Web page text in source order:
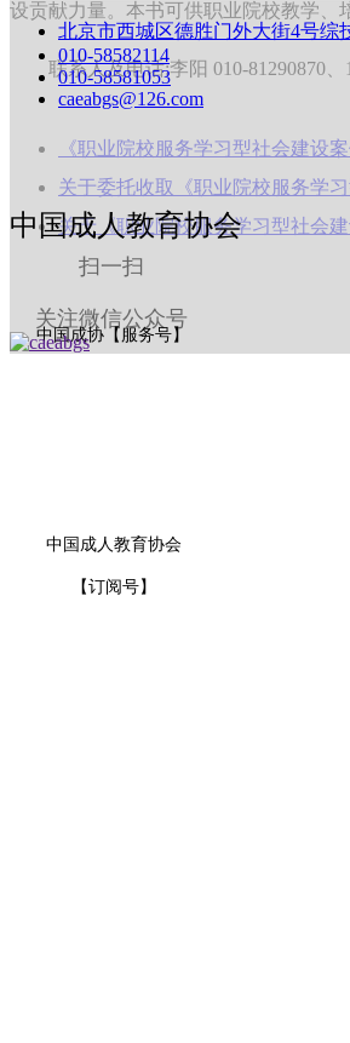
设贡献力量。本书可供职业院校教学
联系人及电话:李阳 010-81290870、
《职业院校服务学习型社会建设
关于委托收取《职业院校服务学
关于《职业院校服务学习型社会
北京市西城区德胜门外大街4号综
010-58582114
010-58581053
caeabgs@126.com
中国成人教育协会
扫一扫
关注微信公众号
中国成协【服务号】
中国成人教育协会
【订阅号】